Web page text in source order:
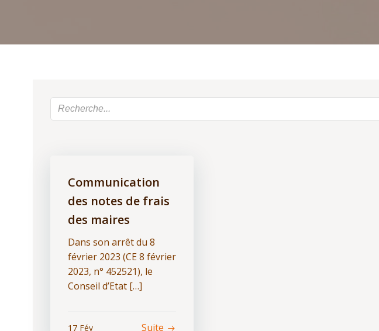
Communication
des notes de frais
des maires
Dans son arrêt du 8
février 2023 (CE 8 février
2023, n° 452521), le
Conseil d’Etat […]
17 Fév Suite